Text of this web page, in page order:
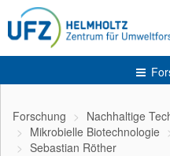
Forschung
Nachhaltige
Mikrobielle Biotechnologie
Sebastian Röther